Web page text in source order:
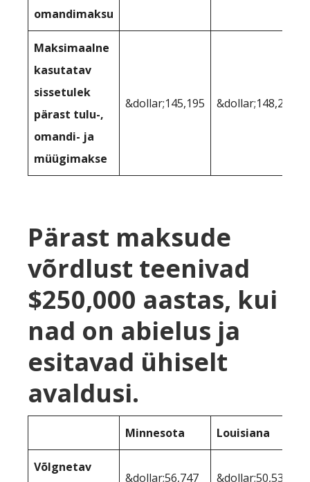
omandimaksu
Maksimaalne
kasutatav
sissetulek
pärast tulu-,
omandi- ja
müügimakse
&dollar;145,195 &dollar;148,283
Pärast maksude
võrdlust teenivad
$250,000 aastas, kui
nad on abielus ja
esitavad ühiselt
avaldusi.
Minnesota Louisiana
Võlgnetav
&dollar;56,747 &dollar;50,535